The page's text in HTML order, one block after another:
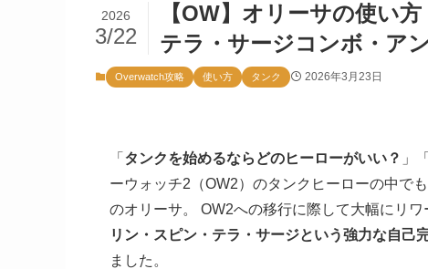
【OW】オリーサの使い
テラ・サージコンボ・ア
2026
3/22
Overwatch攻略 使い方 タンク 2026年3月23日
「 タンクを始めるならどのヒーローがいい？ 」
ーウォッチ2（OW2）のタンクヒーローの中でも
のオリーサ。 OW2への移行に際して大幅にリ
リン・スピン・テラ・サージという強力な自己
ました。